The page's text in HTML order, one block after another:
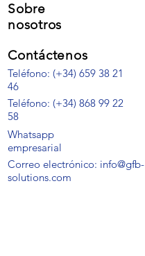
Sobre
nosotros
Contáctenos
Teléfono: (+34) 659 38 21
46
Teléfono: (+34) 868 99 22
58
Whatsapp
empresarial
Correo electrónico: info@gfb-
solutions.com